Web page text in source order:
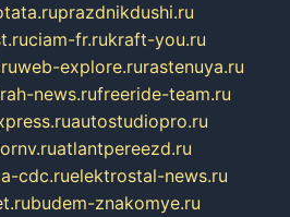
prazdnikdushi.ru
ciam-fr.rukraft-you.ru
web-explore.rurastenuya.ru
news.rufreeride-team.ru
autostudiopro.ru
atlantpereezd.ru
a-cdc.ruelektrostal-news.ru
budem-znakomye.ru